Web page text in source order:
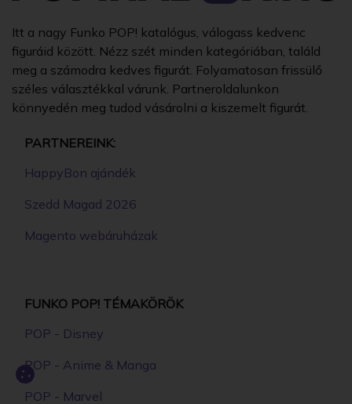
Itt a nagy Funko POP! katalógus, válogass kedvenc
figuráid között. Nézz szét minden kategóriában, találd
meg a számodra kedves figurát. Folyamatosan frissülő
széles választékkal várunk. Partneroldalunkon
könnyedén meg tudod vásárolni a kiszemelt figurát.
PARTNEREINK:
HappyBon ajándék
Szedd Magad 2026
Magento webáruházak
FUNKO POP! TÉMAKÖRÖK
POP - Disney
POP - Anime & Manga
POP - Marvel